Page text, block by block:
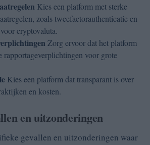
Kies een platform met sterke
zoals tweefactorauthenticatie en
cryptovaluta.
Zorg ervoor dat het platform
rapportageverplichtingen voor grote
Kies een platform dat transparant is over
en kosten.
en uitzonderingen
gevallen en uitzonderingen waar